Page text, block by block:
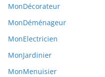
MonDécorateur
MonDéménageur
MonElectricien
MonJardinier
MonMenuisier